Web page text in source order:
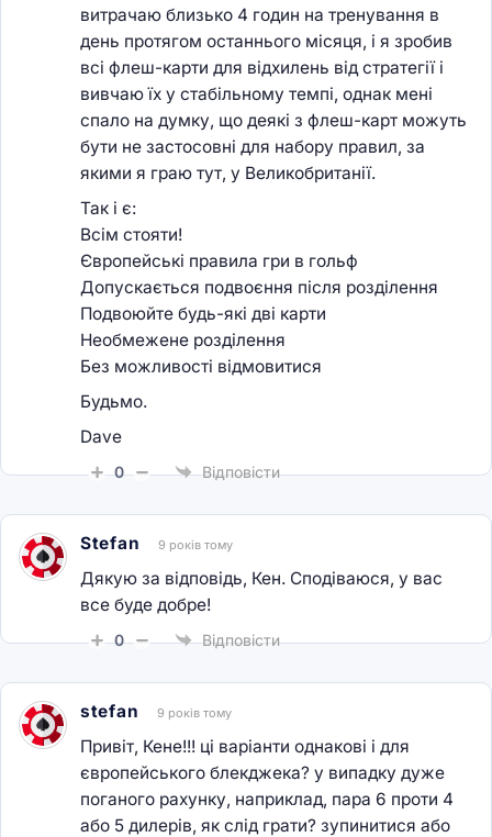
витрачаю близько 4 годин на тренування в
день протягом останнього місяця, і я зробив
всі флеш-карти для відхилень від стратегії і
вивчаю їх у стабільному темпі, однак мені
спало на думку, що деякі з флеш-карт можуть
бути не застосовні для набору правил, за
якими я граю тут, у Великобританії.
Так і є:
Всім стояти!
Європейські правила гри в гольф
Допускається подвоєння після розділення
Подвоюйте будь-які дві карти
Необмежене розділення
Без можливості відмовитися
Будьмо.
Dave
0 Відповісти
Stefan 9 років тому
Дякую за відповідь, Кен. Сподіваюся, у вас
все буде добре!
0 Відповісти
stefan 9 років тому
Привіт, Кене!!! ці варіанти однакові і для
європейського блекджека? у випадку дуже
поганого рахунку, наприклад, пара 6 проти 4
або 5 дилерів, як слід грати? зупинитися або